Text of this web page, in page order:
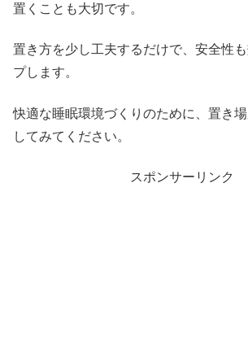
置くことも大切です。
置き方を少し工夫するだけで、安全性
プします。
快適な睡眠環境づくりのために、置き
してみてください。
スポンサーリンク